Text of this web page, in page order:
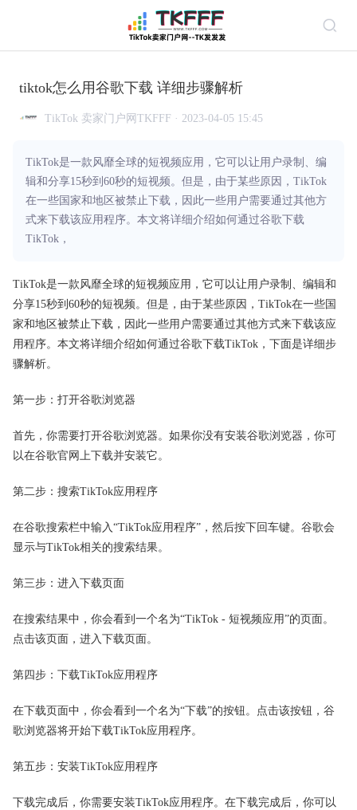
tiktok怎么用谷歌下载 详细步骤解析
TikTok 卖家门户网TKFFF · 2023-04-05 15:45
TikTok是一款风靡全球的短视频应用，它可以让用户录制、编
辑和分享15秒到60秒的短视频。但是，由于某些原因，TikTok
在一些国家和地区被禁止下载，因此一些用户需要通过其他方
式来下载该应用程序。本文将详细介绍如何通过谷歌下载
TikTok，
TikTok是一款风靡全球的短视频应用，它可以让用户录制、编辑和
分享15秒到60秒的短视频。但是，由于某些原因，TikTok在一些国
家和地区被禁止下载，因此一些用户需要通过其他方式来下载该应
用程序。本文将详细介绍如何通过谷歌下载TikTok，下面是详细步
骤解析。
第一步：打开谷歌浏览器
首先，你需要打开谷歌浏览器。如果你没有安装谷歌浏览器，你可
以在谷歌官网上下载并安装它。
第二步：搜索TikTok应用程序
在谷歌搜索栏中输入“TikTok应用程序”，然后按下回车键。谷歌会
显示与TikTok相关的搜索结果。
第三步：进入下载页面
在搜索结果中，你会看到一个名为“TikTok - 短视频应用”的页面。
点击该页面，进入下载页面。
第四步：下载TikTok应用程序
在下载页面中，你会看到一个名为“下载”的按钮。点击该按钮，谷
歌浏览器将开始下载TikTok应用程序。
第五步：安装TikTok应用程序
下载完成后，你需要安装TikTok应用程序。在下载完成后，你可以